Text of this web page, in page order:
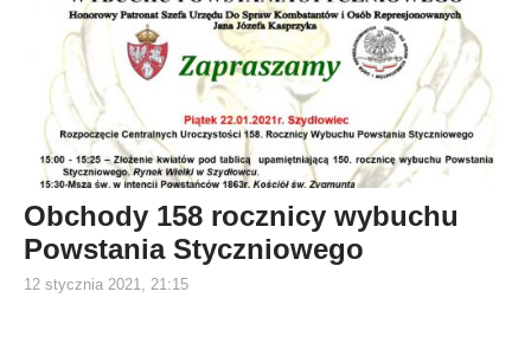
Obchody 158 rocznicy wybuchu
Powstania Styczniowego
12 stycznia 2021, 21:15